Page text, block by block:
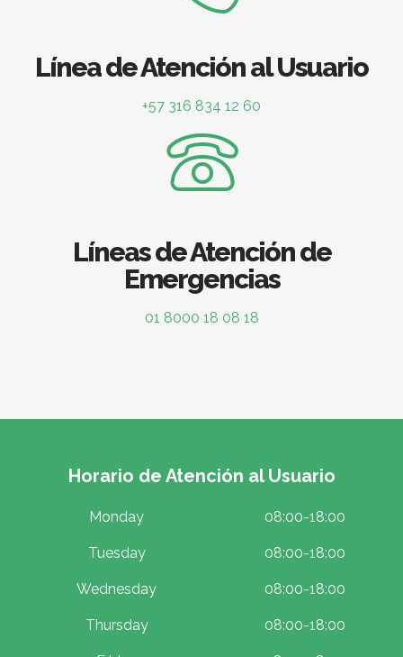
Línea de Atención al Usuario
+57 316 834 12 60
Líneas de Atención de
Emergencias
01 8000 18 08 18
Horario de Atención al Usuario
Monday 08:00-18:00
Tuesday 08:00-18:00
Wednesday 08:00-18:00
Thursday 08:00-18:00